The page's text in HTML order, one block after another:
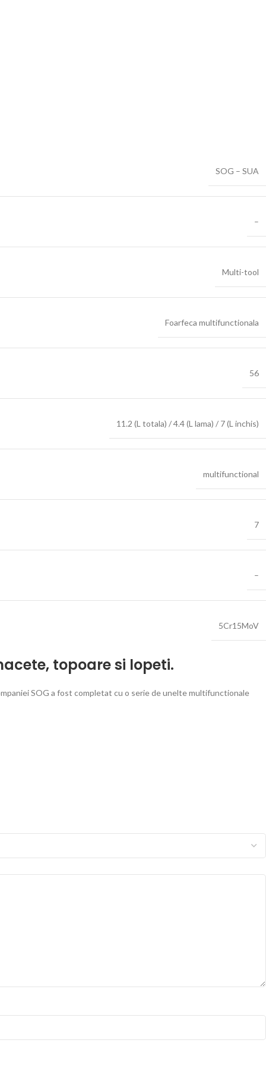
SOG – SUA
–
Multi-tool
Foarfeca multifunctionala
56
11.2 (L totala) / 4.4 (L lama) / 7 (L inchis)
multifunctional
7
–
5Cr15MoV
, topoare si lopeti.
SOG a fost completat cu o serie de unelte multifunctionale